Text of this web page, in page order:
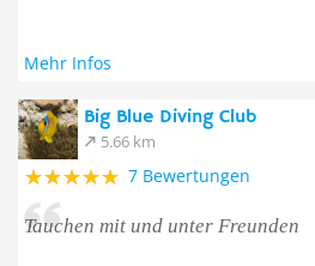
Mehr Infos
Big Blue Diving Club
5.66 km
7 Bewertungen
Tauchen mit und unter Freunden